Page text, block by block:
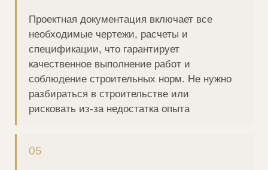
74 916 144 ₽
28 км от МКАД |
22 520 008 ₽
49 км от МКАД | Волоколамское ш.
Новая Рига | КП «Ушаковъ»
Комфортная оплата на